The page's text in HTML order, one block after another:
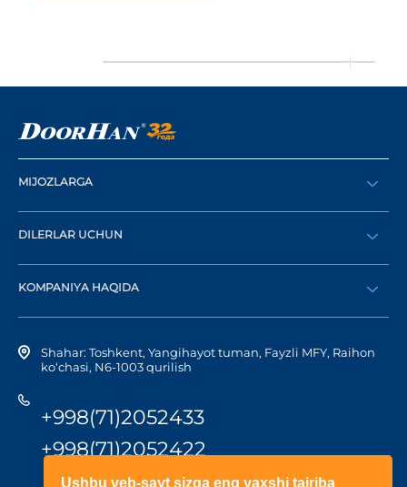
Ushbu veb-sayt sizga eng yaxshi tajriba
MIJOZLARGA
Buyurtma berish
DILERLAR UCHUN
Diler bo‘lish
Shaxsiy kabinetga kirish
KOMPANIYA HAQIDA
Kompaniya tarixi
Shahar: Toshkent, Yangihayot tuman, Fayzli MFY, Raihon
ko‘chasi, N6-1003 qurilish
+998(71)2052433
+998(71)2052422